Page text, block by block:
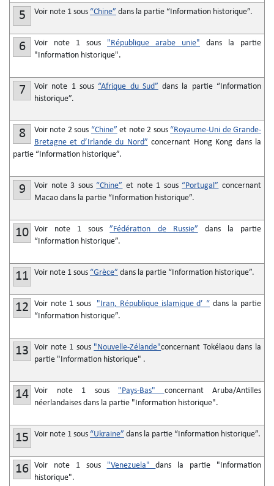
5 Voir note 1 sous “Chine” dans la partie “Information historique”.
6 Voir note 1 sous "République arabe unie" dans la partie
"Information historique".
7 Voir note 1 sous “Afrique du Sud” dans la partie “Information
historique”.
8 Voir note 2 sous “Chine” et note 2 sous “Royaume-Uni de Grande-
Bretagne et d’Irlande du Nord” concernant Hong Kong dans la
partie “Information historique”.
9 Voir note 3 sous “Chine” et note 1 sous “Portugal” concernant
Macao dans la partie “Information historique”.
10 Voir note 1 sous”Fédération de Russie” dans la partie
“Information historique”.
11 Voir note 1 sous “Grèce” dans la partie “Information historique”.
12 Voir note 1 sous "Iran, République islamique d’ “ dans la partie
“Information historique”.
13 Voir note 1 sous "Nouvelle-Zélande"concernant Tokélaou dans la
partie "Information historique" .
14 Voir note 1 sous "Pays-Bas" concernant Aruba/Antilles
néerlandaises dans la partie "Information historique".
15 Voir note 1 sous “Ukraine” dans la partie “Information historique”.
16 Voir note 1 sous "Venezuela"dans la partie "Information
historique".